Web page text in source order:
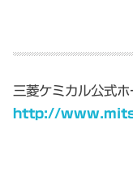
三菱ケミカル公式
http://